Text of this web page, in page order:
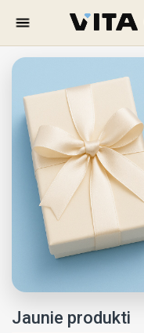
Jaunie produkti